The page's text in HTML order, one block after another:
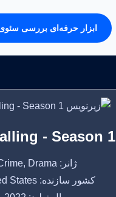
ابزار حرفه‌ای بررسی
- Season 1
ژانر: Crime, Drama
کشور سازنده: United States